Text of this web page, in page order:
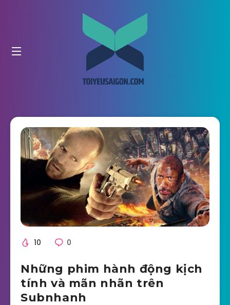
10 0
Những phim hành động kịch
tính và mãn nhãn trên
Subnhanh